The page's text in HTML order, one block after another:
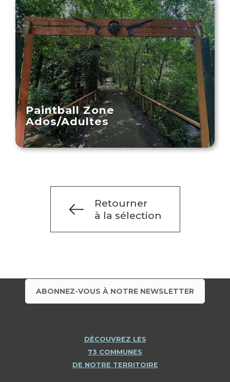
Paintball Zone
Ados/Adultes
Retourner
à la sélection
ABONNEZ-VOUS À NOTRE NEWSLETTER
DÉCOUVREZ LES
73 COMMUNES
DE NOTRE TERRITOIRE